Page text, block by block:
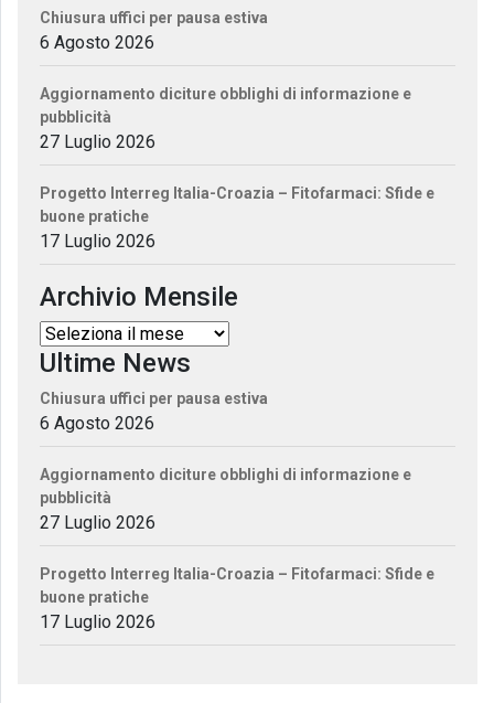
Chiusura uffici per pausa estiva
6 Agosto 2026
Aggiornamento diciture obblighi di informazione e
pubblicità
27 Luglio 2026
Progetto Interreg Italia-Croazia – Fitofarmaci: Sfide e
buone pratiche
17 Luglio 2026
Archivio Mensile
Ultime News
Chiusura uffici per pausa estiva
6 Agosto 2026
Aggiornamento diciture obblighi di informazione e
pubblicità
27 Luglio 2026
Progetto Interreg Italia-Croazia – Fitofarmaci: Sfide e
buone pratiche
17 Luglio 2026